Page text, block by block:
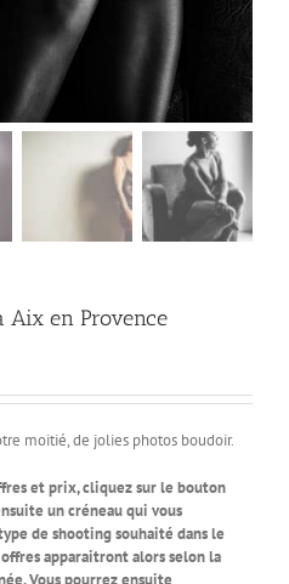
Aix en Provence
moitié, de jolies photos boudoir.
et prix, cliquez sur le bouton
un créneau qui vous
de shooting souhaité dans le
apparaitront alors selon la
Vous pourrez ensuite